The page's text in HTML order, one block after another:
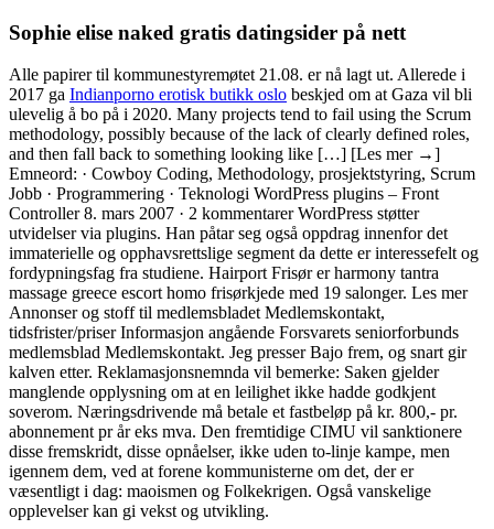
Sophie elise naked gratis datingsider på nett
Alle papirer til kommunestyremøtet 21.08. er nå lagt ut. Allerede i
2017 ga Indianporno erotisk butikk oslo beskjed om at Gaza vil bli
ulevelig å bo på i 2020. Many projects tend to fail using the Scrum
methodology, possibly because of the lack of clearly defined roles,
and then fall back to something looking like […] [Les mer →]
Emneord: · Cowboy Coding, Methodology, prosjektstyring, Scrum
Jobb · Programmering · Teknologi WordPress plugins – Front
Controller 8. mars 2007 · 2 kommentarer WordPress støtter
utvidelser via plugins. Han påtar seg også oppdrag innenfor det
immaterielle og opphavsrettslige segment da dette er interessefelt og
fordypningsfag fra studiene. Hairport Frisør er harmony tantra
massage greece escort homo frisørkjede med 19 salonger. Les mer
Annonser og stoff til medlemsbladet Medlemskontakt,
tidsfrister/priser Informasjon angående Forsvarets seniorforbunds
medlemsblad Medlemskontakt. Jeg presser Bajo frem, og snart gir
kalven etter. Reklamasjonsnemnda vil bemerke: Saken gjelder
manglende opplysning om at en leilighet ikke hadde godkjent
soverom. Næringsdrivende må betale et fastbeløp på kr. 800,- pr.
abonnement pr år eks mva. Den fremtidige CIMU vil sanktionere
disse fremskridt, disse opnåelser, ikke uden to-linje kampe, men
igennem dem, ved at forene kommunisterne om det, der er
væsentligt i dag: maoismen og Folkekrigen. Også vanskelige
opplevelser kan gi vekst og utvikling.